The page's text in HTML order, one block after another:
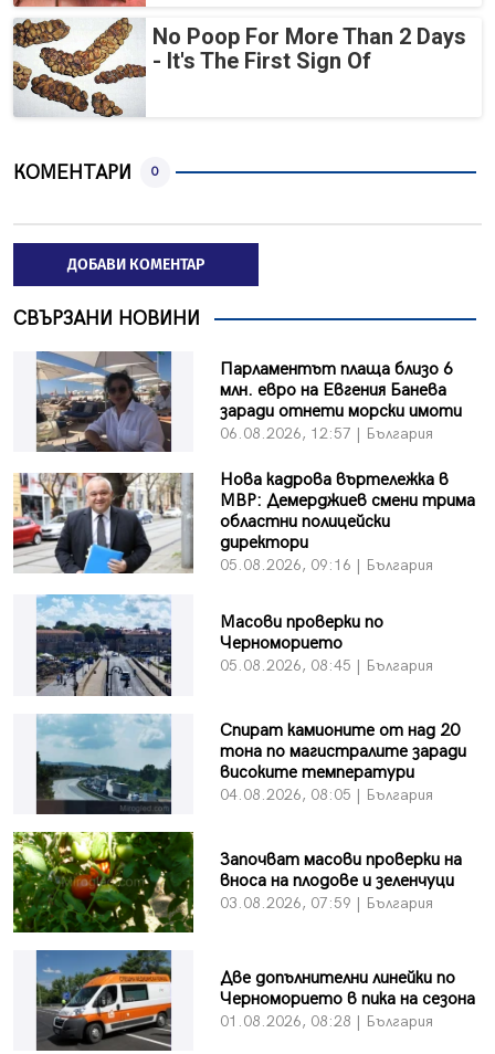
No Poop For More Than 2 Days
- It's The First Sign Of
КОМЕНТАРИ 0
ДОБАВИ КОМЕНТАР
СВЪРЗАНИ НОВИНИ
Парламентът плаща близо 6
млн. евро на Евгения Банева
заради отнети морски имоти
06.08.2026, 12:57 | България
Нова кадрова въртележка в
МВР: Демерджиев смени трима
областни полицейски
директори
05.08.2026, 09:16 | България
Масови проверки по
Черноморието
05.08.2026, 08:45 | България
Спират камионите от над 20
тона по магистралите заради
високите температури
04.08.2026, 08:05 | България
Започват масови проверки на
вноса на плодове и зеленчуци
03.08.2026, 07:59 | България
Две допълнителни линейки по
Черноморието в пика на сезона
01.08.2026, 08:28 | България